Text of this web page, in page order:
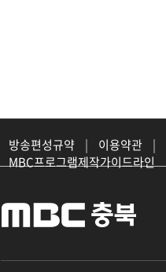
방송편성규약 | 이용약관 |
MBC프로그램제작가이드라인